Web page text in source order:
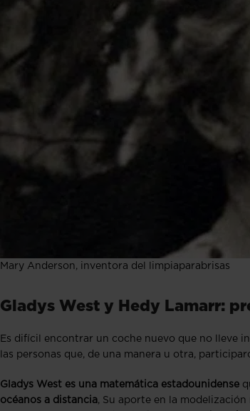
Mary Anderson, inventora del limpiaparabrisas
Gladys West y Hedy Lamarr:
Es difícil encontrar un coche nuevo que no lleve
las personas que, de una manera u otra,
Gladys West es una matemática estadounidense
océanos a distancia, Su aporte en la